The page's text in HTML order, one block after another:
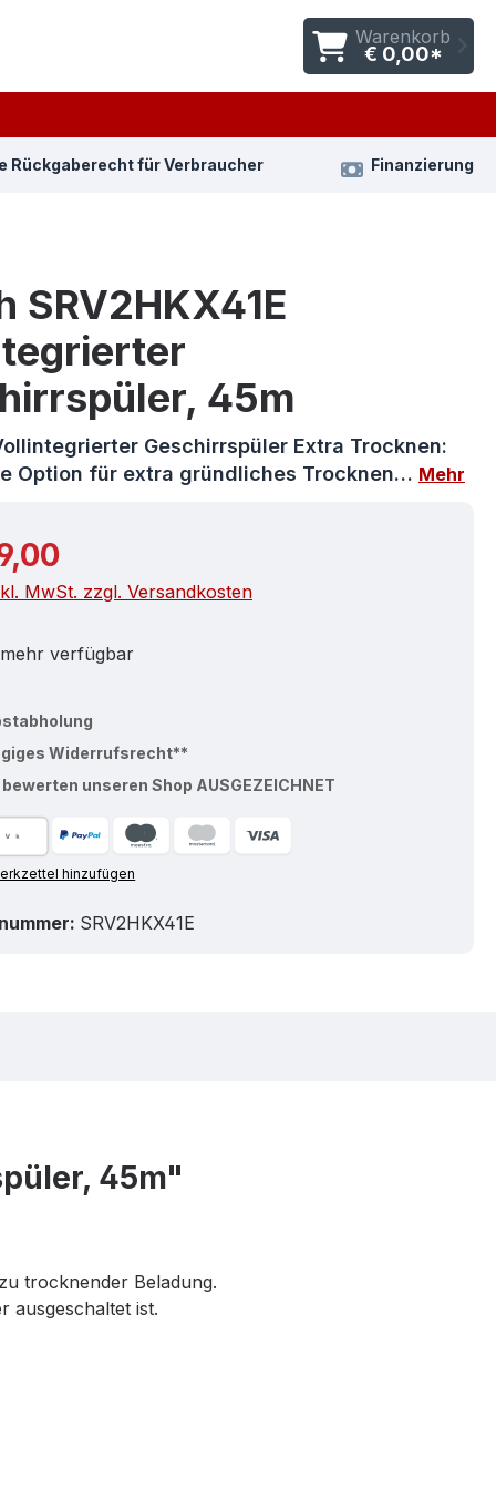
Warenkorb
€ 0,00*
Rückgaberecht für Verbraucher Finanzierung
SRV2HKX41E
45m
Geschirrspüler Extra Trocknen:
Option für extra gründliches Trocknen… Mehr
Preis:
MwSt. zzgl. Versandkosten
verfügbar
Widerrufsrecht**
bewerten unseren Shop AUSGEZEICHNET
hinzufügen
SRV2HKX41E
45m"
trocknender Beladung.
ausgeschaltet ist.